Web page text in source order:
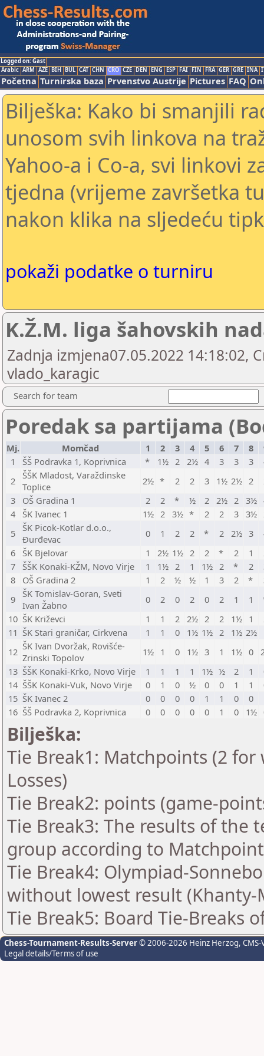
Logged on: Gast
Arabic ARM AZE BIH BUL CAT CHN CRO CZE DEN ENG ESP FAI FIN FRA GER GRE INA
Početna Turnirska baza Prvenstvo Austrije Pictures FAQ
Bilješka: Kako bi smanjili
unosom svih linkova na
Yahoo-a i Co-a, svi linkovi
tjedna (vrijeme završetka
nakon klika na sljedeću
pokaži podatke o turniru
K.Ž.M. liga šahovskih
Zadnja izmjena07.05.2022 14:18:02,
vlado_karagic
Search for team
Poredak sa partijama
Mj. Momčad 1 2 3 4 5 6 7 8
1
ŠŠ Podravka 1, Koprivnica * 1½ 2 2½ 4 3 3 3
2
ŠŠK Mladost, Varaždinske
Toplice
2½ * 2 2 3 1½ 2½ 2
3
OŠ Gradina 1 2 2 * ½ 2 2½ 2 3½
4
ŠK Ivanec 1 1½ 2 3½ * 2 2 3 3½
5
ŠK Picok-Kotlar d.o.o.,
Đurđevac
0 1 2 2 * 2 2½ 3
6
ŠK Bjelovar 1 2½ 1½ 2 2 * 2 1
7
ŠŠK Konaki-KŽM, Novo Virje 1 1½ 2 1 1½ 2 * 2
8
OŠ Gradina 2 1 2 ½ ½ 1 3 2 *
9
ŠK Tomislav-Goran, Sveti
Ivan Žabno
0 2 0 2 0 2 1 1
10 ŠK Križevci 1 1 2 2½ 2 2 1½ 1
11 ŠK Stari graničar, Cirkvena 1 1 0 1½ 1½ 2 1½ 2½
12 ŠK Ivan Dvoržak, Rovišće-
Zrinski Topolov
1½ 1 0 1½ 3 1 1½ 0
13 ŠŠK Konaki-Krko, Novo Virje 1 1 1 1 1½ ½ 2 1
14 ŠŠK Konaki-Vuk, Novo Virje 0 1 0 ½ 0 0 1 1
15 ŠK Ivanec 2 0 0 0 0 1 1 0 0
16 ŠŠ Podravka 2, Koprivnica 0 0 0 0 0 1 0 1½
Bilješka:
Tie Break1: Matchpoints (2
Losses)
Tie Break2: points (game-
Tie Break3: The results of the
group according to
Tie Break4: Olympiad-
without lowest result (Khanty-
Tie Break5: Board Tie-Breaks
Chess-Tournament-Results-Server© 2006-2026 Heinz Herzog,
Legal details/Terms of use